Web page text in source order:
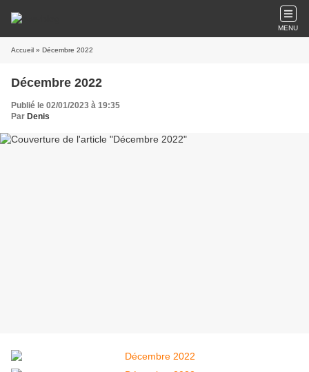
MENU
Accueil » Décembre 2022
Décembre 2022
Publié le 02/01/2023 à 19:35
Par Denis